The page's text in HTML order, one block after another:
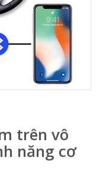
trên vô
năng cơ